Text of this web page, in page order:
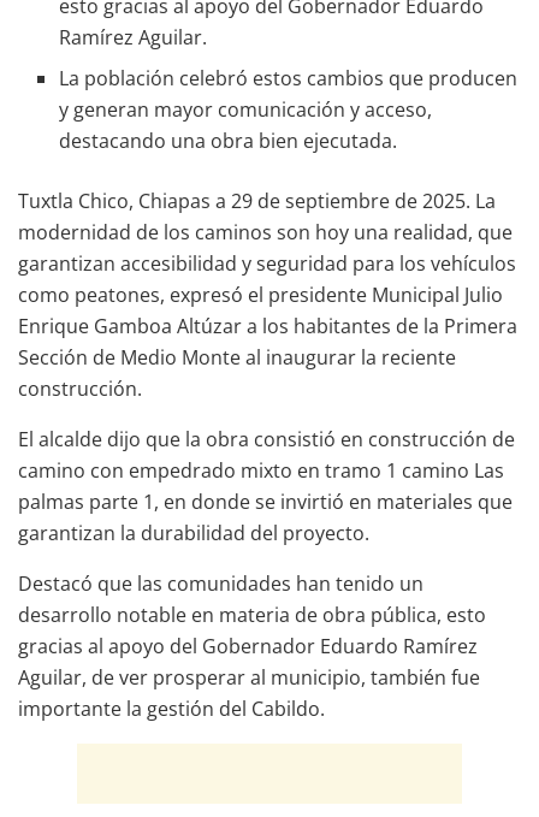
esto gracias al apoyo del Gobernador Eduardo
Ramírez Aguilar.
La población celebró estos cambios que producen
y generan mayor comunicación y acceso,
destacando una obra bien ejecutada.
Tuxtla Chico, Chiapas a 29 de septiembre de 2025. La
modernidad de los caminos son hoy una realidad, que
garantizan accesibilidad y seguridad para los vehículos
como peatones, expresó el presidente Municipal Julio
Enrique Gamboa Altúzar a los habitantes de la Primera
Sección de Medio Monte al inaugurar la reciente
construcción.
El alcalde dijo que la obra consistió en construcción de
camino con empedrado mixto en tramo 1 camino Las
palmas parte 1, en donde se invirtió en materiales que
garantizan la durabilidad del proyecto.
Destacó que las comunidades han tenido un
desarrollo notable en materia de obra pública, esto
gracias al apoyo del Gobernador Eduardo Ramírez
Aguilar, de ver prosperar al municipio, también fue
importante la gestión del Cabildo.